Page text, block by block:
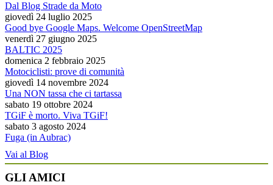
Dal Blog Strade da Moto
giovedì 24 luglio 2025
Good bye Google Maps. Welcome OpenStreetMap
venerdì 27 giugno 2025
BALTIC 2025
domenica 2 febbraio 2025
Motociclisti: prove di comunità
giovedì 14 novembre 2024
Una NON tassa che ci tartassa
sabato 19 ottobre 2024
TGiF è morto. Viva TGiF!
sabato 3 agosto 2024
Fuga (in Aubrac)
Vai al Blog
GLI AMICI